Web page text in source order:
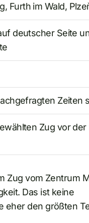
Furth im Wald,
deutscher Seite
Zeiten
Zug vor der
Zug vom Zentrum
Das ist keine
den größten